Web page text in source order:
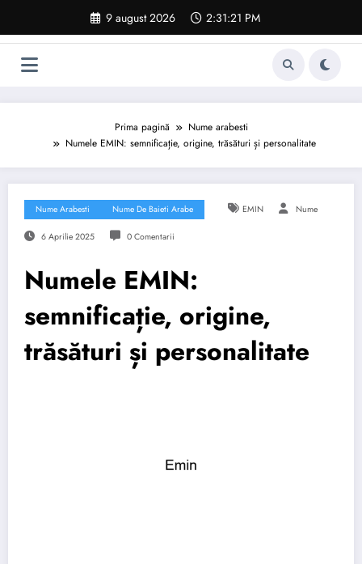
conținut
9 august 2026 2:31:22 PM
Prima pagină
Nume arabesti
Numele EMIN: semnificație, origine, trăsături și personalitate
Nume Arabesti Nume De Baieti Arabe EMIN Nume
6 Aprilie 2025 0 Comentarii
Numele EMIN:
semnificație, origine,
trăsături și personalitate